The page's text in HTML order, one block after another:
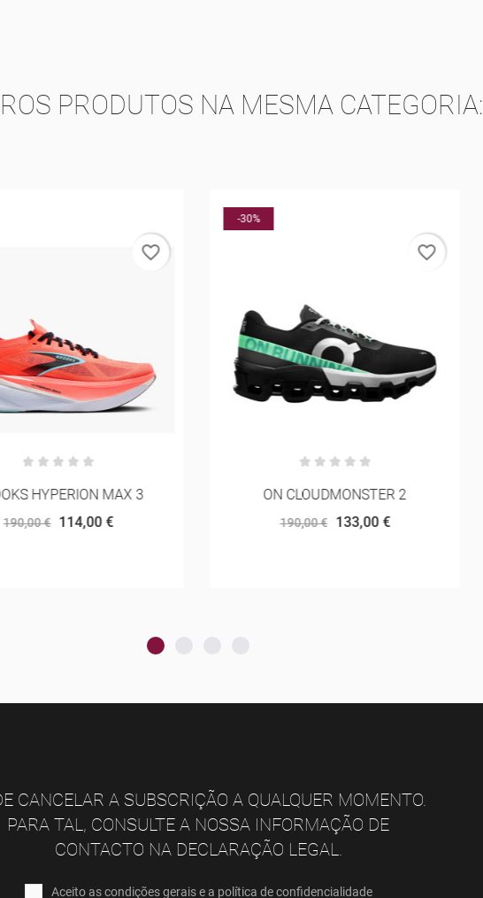
PRODUTOS NA MESMA CATEGORIA:
HYPERION MAX 3
190,00 € 114,00 €
favorite_border
-30%
ON CLOUDMONSTER 2
190,00 € 133,00 €
favorite_border
CANCELAR A SUBSCRIÇÃO A QUALQUER MOMENTO.
PARA TAL, CONSULTE A NOSSA INFORMAÇÃO DE
CONTACTO NA DECLARAÇÃO LEGAL.
Aceito as condições gerais e a política de confidencialidade